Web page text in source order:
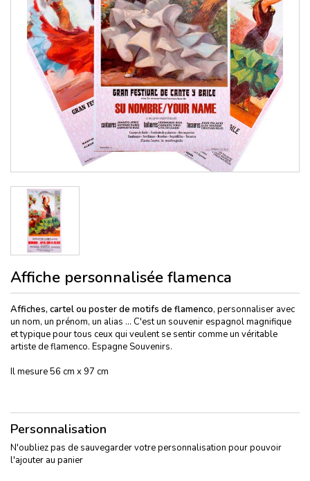
Affiche personnalisée flamenca
Affiches, cartel ou poster de motifs de flamenco, personnaliser avec
un nom, un prénom, un alias ... C'est un souvenir espagnol magnifique
et typique pour tous ceux qui veulent se sentir comme un véritable
artiste de flamenco. Espagne Souvenirs.
Il mesure 56 cm x 97 cm
Personnalisation
N'oubliez pas de sauvegarder votre personnalisation pour pouvoir
l'ajouter au panier